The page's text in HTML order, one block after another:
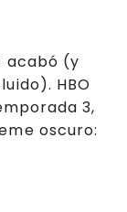
acabó (y
HBO
3,
oscuro: